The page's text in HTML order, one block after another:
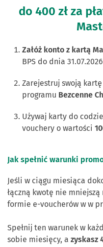
do 400 zł za
Załóż konto z kartą
BPS do dnia
Zarejestruj swoją kartę
programu Bezcenne
Używaj karty do
vouchery o wartości
Jak spełnić warunki
Jeśli w ciągu miesiąca
łączną kwotę nie mniejszą
formie e-voucherów w w
Spełnij ten warunek w
sobie miesięcy, a zyskasz